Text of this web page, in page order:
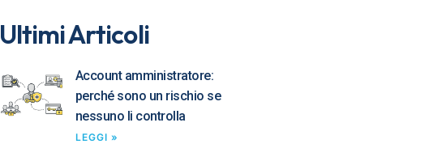
Ultimi Articoli
Account amministratore:
perché sono un rischio se
nessuno li controlla
LEGGI »